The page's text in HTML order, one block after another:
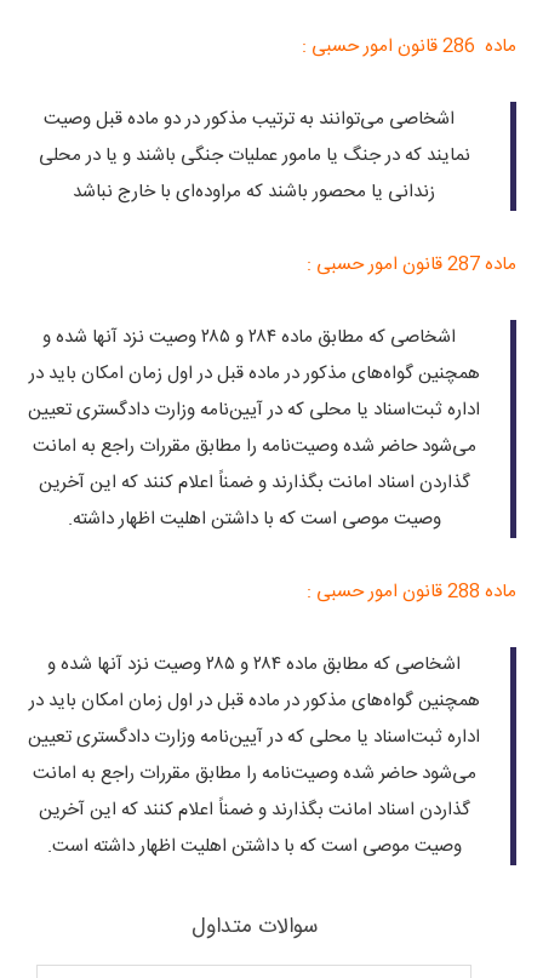
ماده 286 قانون امور حسبی :
اشخاصی می‌توانند به ترتیب مذکور در دو ماده قبل وصیت
نمایند که در جنگ یا مامور عملیات جنگی باشند و یا در محلی
زندانی یا‌ محصور باشند که مراوده‌ای با خارج نباشد
ماده 287 قانون امور حسبی :
اشخاصی که مطابق ماده ۲۸۴ و ۲۸۵ وصیت نزد آنها شده و
همچنین گواه‌های مذکور در ماده قبل در اول زمان امکان باید در
اداره ثبت‌اسناد یا محلی که در آیین‌نامه وزارت دادگستری تعیین
می‌شود حاضر شده وصیت‌نامه را مطابق مقررات راجع به امانت
گذاردن اسناد امانت بگذارند و‌ ضمناً اعلام کنند که این آخرین
وصیت موصی است که با داشتن اهلیت اظهار داشته.
ماده 288 قانون امور حسبی :
اشخاصی که مطابق ماده ۲۸۴ و ۲۸۵ وصیت نزد آنها شده و
همچنین گواه‌های مذکور در ماده قبل در اول زمان امکان باید در
اداره ثبت‌اسناد یا محلی که در آیین‌نامه وزارت دادگستری تعیین
می‌شود حاضر شده وصیت‌نامه را مطابق مقررات راجع به امانت
گذاردن اسناد امانت بگذارند و‌ ضمناً اعلام کنند که این آخرین
وصیت موصی است که با داشتن اهلیت اظهار داشته است.
سوالات متداول